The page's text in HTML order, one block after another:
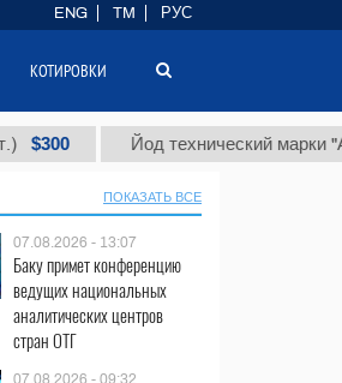
Йод технический марки "А" (т.)
ПОКАЗАТЬ ВСЕ
07.08.2026 - 13:07
Баку примет конференцию
ведущих национальных
аналитических центров
стран ОТГ
07.08.2026 - 09:32
ENG TM РУС
КОТИРОВКИ